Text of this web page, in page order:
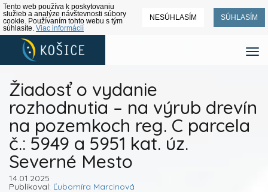
Tento web používa k poskytovaniu
služieb a analýze návštevnosti súbory
cookie. Používaním tohto webu s tým
súhlasíte. Viac informácií
NESÚHLASÍM SÚHLASÍM
Žiadosť o vydanie
rozhodnutia – na výrub drevín
na pozemkoch reg. C parcela
č.: 5949 a 5951 kat. úz.
Severné Mesto
14.01.2025
Publikoval: Ľubomíra Marcinová